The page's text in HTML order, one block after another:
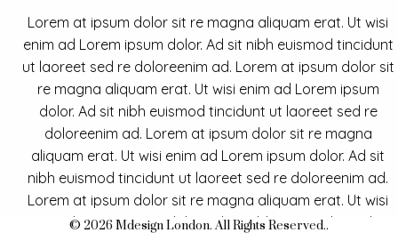
Lorem at ipsum dolor sit re magna aliquam erat. Ut wisi
enim ad Lorem ipsum dolor. Ad sit nibh euismod tincidunt
ut laoreet sed re doloreenim ad. Lorem at ipsum dolor sit
re magna aliquam erat. Ut wisi enim ad Lorem ipsum
dolor. Ad sit nibh euismod tincidunt ut laoreet sed re
doloreenim ad. Lorem at ipsum dolor sit re magna
aliquam erat. Ut wisi enim ad Lorem ipsum dolor. Ad sit
nibh euismod tincidunt ut laoreet sed re doloreenim ad.
Lorem at ipsum dolor sit re magna aliquam erat. Ut wisi
enim ad Lorem ipsum dolor. Ad sit nibh euismod tincidunt
© 2026 Mdesign London. All Rights Reserved..